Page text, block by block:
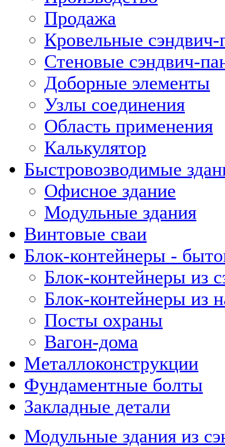
Продажа
Кровельные сэндвич-
Стеновые сэндвич-
Доборные элементы
Узлы соединения
Область применения
Калькулятор
Быстровозводимые
Офисное здание
Модульные здания
Винтовые сваи
Блок-контейнеры -
Блок-контейнеры из
Блок-контейнеры из
Посты охраны
Вагон-дома
Металлоконструкции
Фундаментные болты
Закладные детали
Модульные здания из